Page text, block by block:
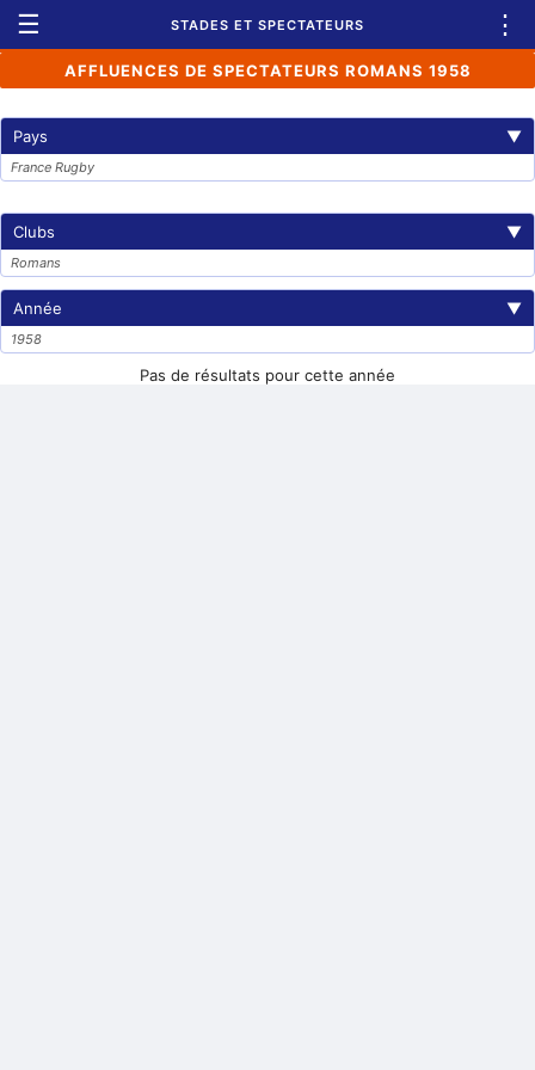
☰ STADES ET SPECTATEURS ⋮
AFFLUENCES DE SPECTATEURS ROMANS 1958
Pays ▼
France Rugby
Clubs ▼
Romans
Année ▼
1958
Pas de résultats pour cette année